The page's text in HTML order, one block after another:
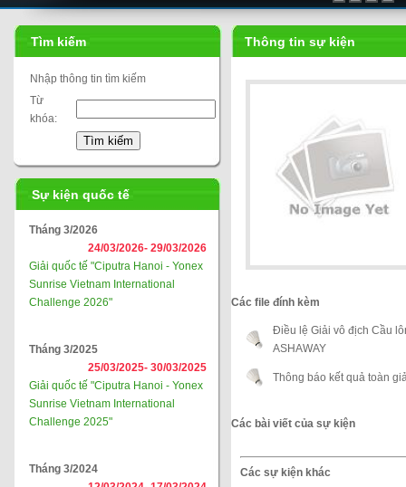
Liên đoàn cầu lông thế giới
Tìm kiếm
Nhập thông tin tìm kiếm
Từ
khóa:
Sự kiện quốc tế
Tháng 3/2026
24/03/2026- 29/03/2026
Giải quốc tế "Ciputra Hanoi - Yonex
Sunrise Vietnam International
Challenge 2026"
Tháng 3/2025
25/03/2025- 30/03/2025
Giải quốc tế "Ciputra Hanoi - Yonex
Sunrise Vietnam International
Challenge 2025"
Tháng 3/2024
Thông tin sự kiện
Các file đính kèm
Điều lệ Giải vô địch Cầu
ASHAWAY
Thông báo kết quả toàn
Các bài viết của sự kiện
Các sự kiện khác